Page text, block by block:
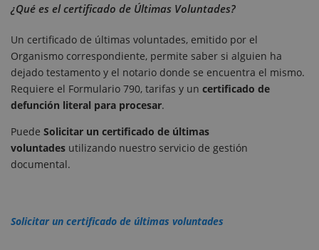
¿Qué es el certificado de Últimas Voluntades?
Un certificado de últimas voluntades, emitido por el
Organismo correspondiente, permite saber si alguien ha
dejado testamento y el notario donde se encuentra el mismo.
Requiere el Formulario 790, tarifas y un certificado de
defunción literal para procesar.
Puede Solicitar un certificado de últimas
voluntades utilizando nuestro servicio de gestión
documental.
Solicitar un certificado de últimas voluntades